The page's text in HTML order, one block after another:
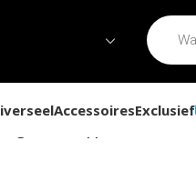
AccessoiresExclusief